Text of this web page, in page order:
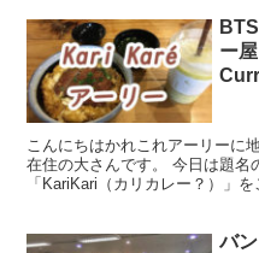
ー
こんにちはかれこれアーリーに
在住の大さんです。 今日は題名
「KariKari（カリカレー？）」
多いのあんまり行かないのです
バ